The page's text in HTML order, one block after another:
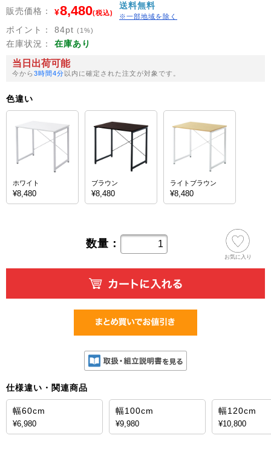
販売価格： ¥8,480(税込)
送料無料
※一部地域を除く
ポイント： 84pt (1%)
在庫状況： 在庫あり
当日出荷可能
今から3時間4分以内に確定された注文が対象です。
色違い
ホワイト
¥8,480
ブラウン
¥8,480
ライトブラウン
¥8,480
数量：
お気に入り
仕様違い・関連商品
幅60cm
¥6,980
幅100cm
¥9,980
幅120cm
¥10,800